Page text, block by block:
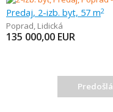
Predaj, 2-izb. byt, 57 m2
Poprad, Lidická
135 000,00 EUR
Predošlá